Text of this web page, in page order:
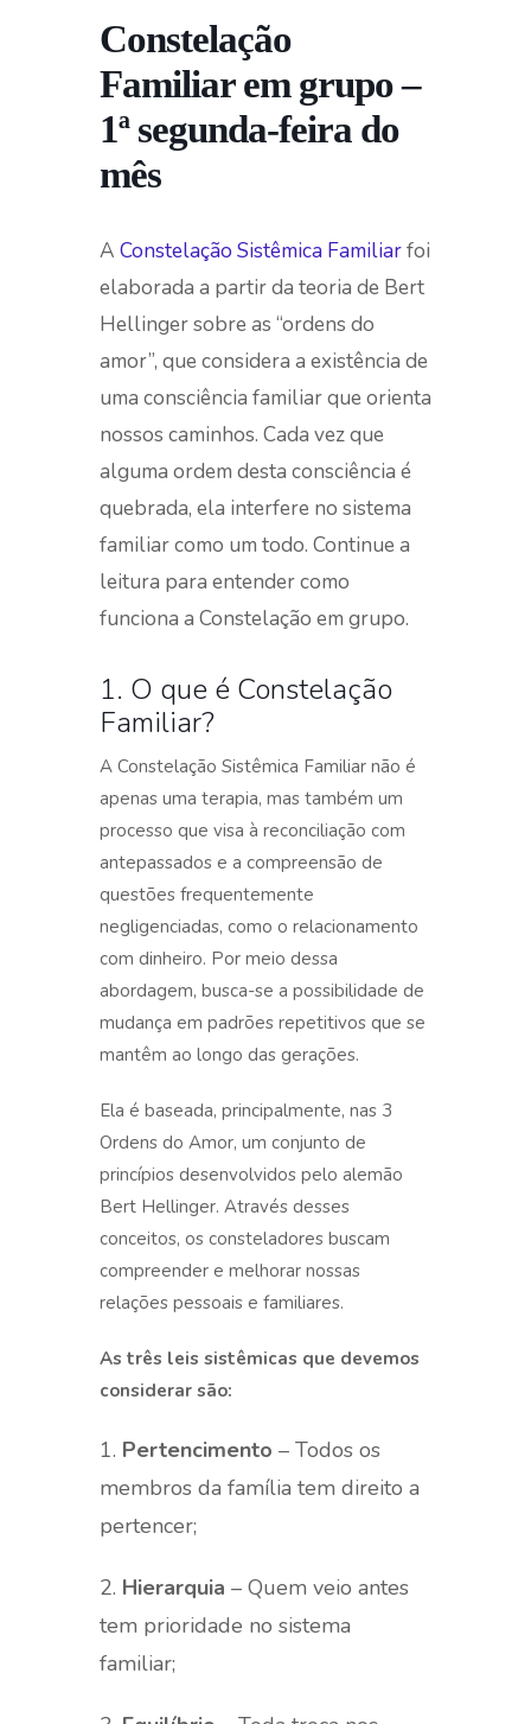
Constelação
Familiar em grupo –
1ª segunda-feira do
mês
A Constelação Sistêmica Familiarfoi
elaborada a partir da teoria de Bert
Hellinger sobre as “ordens do
amor”, que considera a existência de
uma consciência familiar que orienta
nossos caminhos. Cada vez que
alguma ordem desta consciência é
quebrada, ela interfere no sistema
familiar como um todo. Continue a
leitura para entender como
funciona a Constelação em grupo.
1. O que é Constelação
Familiar?
A Constelação Sistêmica Familiar não é
apenas uma terapia, mas também um
processo que visa à reconciliação com
antepassados e a compreensão de
questões frequentemente
negligenciadas, como o relacionamento
com dinheiro. Por meio dessa
abordagem, busca-se a possibilidade de
mudança em padrões repetitivos que se
mantêm ao longo das gerações.
Ela é baseada, principalmente, nas 3
Ordens do Amor, um conjunto de
princípios desenvolvidos pelo alemão
Bert Hellinger. Através desses
conceitos, os consteladores buscam
compreender e melhorar nossas
relações pessoais e familiares.
As três leis sistêmicas que devemos
considerar são:
1. Pertencimento – Todos os
membros da família tem direito a
pertencer;
2. Hierarquia – Quem veio antes
tem prioridade no sistema
familiar;